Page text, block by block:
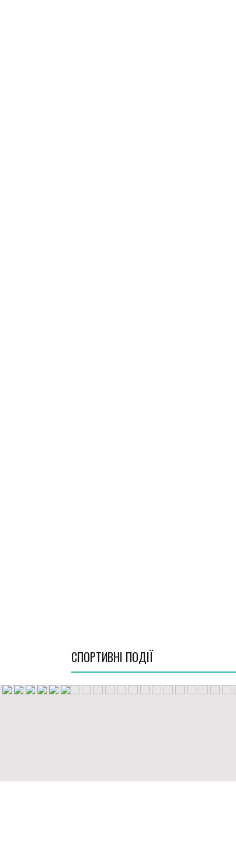
СПОРТИВНI ПОДІЇ